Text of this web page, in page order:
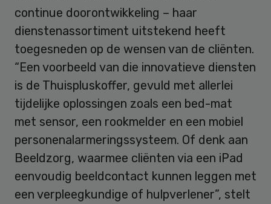
continue doorontwikkeling – haar
dienstenassortiment uitstekend heeft
toegesneden op de wensen van de cliënten.
“Een voorbeeld van die innovatieve diensten
is de Thuispluskoffer, gevuld met allerlei
tijdelijke oplossingen zoals een bed-mat
met sensor, een rookmelder en een mobiel
personenalarmeringssysteem. Of denk aan
Beeldzorg, waarmee cliënten via een iPad
eenvoudig beeldcontact kunnen leggen met
een verpleegkundige of hulpverlener”, stelt